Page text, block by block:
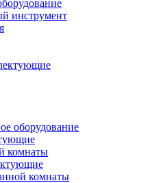
инструмент
оборудование
комнаты
комнаты